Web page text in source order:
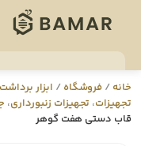
خانه/ فروشگاه/ ابزار
تجهيزات، تجهيزات زنبورداری،
قاب دستی هفت گوهر